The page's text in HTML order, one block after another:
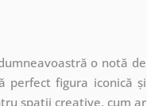
o notă de
perfect figura iconică și
spații creative, cum ar